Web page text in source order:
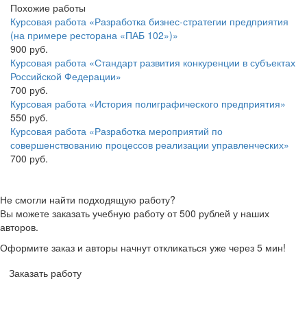
Похожие работы
Курсовая работа «Разработка бизнес-стратегии предприятия
(на примере ресторана «ПАБ 102»)»
900 руб.
Курсовая работа «Стандарт развития конкуренции в субъектах
Российской Федерации»
700 руб.
Курсовая работа «История полиграфического предприятия»
550 руб.
Курсовая работа «Разработка мероприятий по
совершенствованию процессов реализации управленческих»
700 руб.
Не смогли найти подходящую работу?
Вы можете заказать учебную работу от 500 рублей у наших
авторов.
Оформите заказ и авторы начнут откликаться уже через 5 мин!
Заказать работу